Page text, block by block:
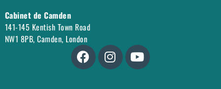
Cabinet de Camden
141-145 Kentish Town Road
NW1 8PB, Camden, London